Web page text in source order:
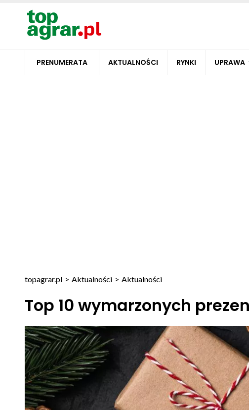
PRENUMERATA AKTUALNOŚCI RYNKI UPRAWA
topagrar.pl > Aktualności > Aktualności
Top 10 wymarzonych